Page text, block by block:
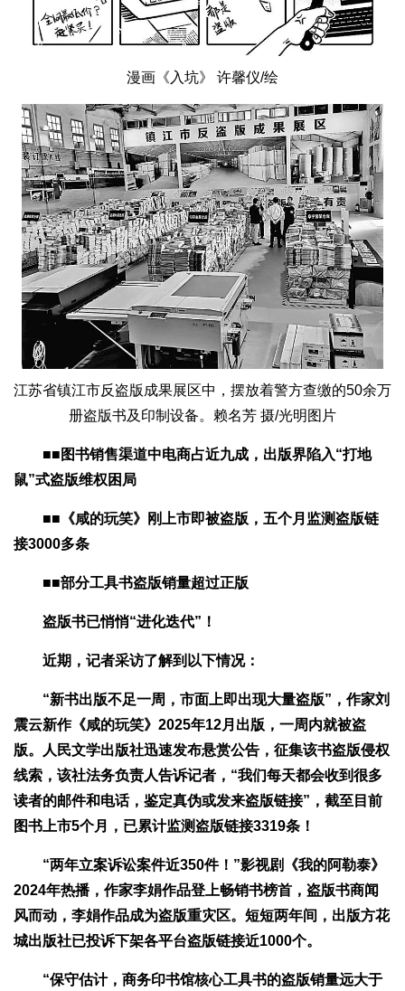
漫画《入坑》 许馨仪/绘
江苏省镇江市反盗版成果展区中，摆放着警方查缴的50余万
册盗版书及印制设备。赖名芳 摄/光明图片
■■图书销售渠道中电商占近九成，出版界陷入“打地
鼠”式盗版维权困局
■■《咸的玩笑》刚上市即被盗版，五个月监测盗版链
接3000多条
■■部分工具书盗版销量超过正版
盗版书已悄悄“进化迭代”！
近期，记者采访了解到以下情况：
“新书出版不足一周，市面上即出现大量盗版”，作家刘
震云新作《咸的玩笑》2025年12月出版，一周内就被盗
版。人民文学出版社迅速发布悬赏公告，征集该书盗版侵权
线索，该社法务负责人告诉记者，“我们每天都会收到很多
读者的邮件和电话，鉴定真伪或发来盗版链接”，截至目前
图书上市5个月，已累计监测盗版链接3319条！
“两年立案诉讼案件近350件！”影视剧《我的阿勒泰》
2024年热播，作家李娟作品登上畅销书榜首，盗版书商闻
风而动，李娟作品成为盗版重灾区。短短两年间，出版方花
城出版社已投诉下架各平台盗版链接近1000个。
“保守估计，商务印书馆核心工具书的盗版销量远大于